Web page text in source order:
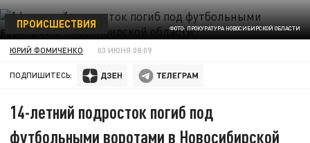
ФОТО: ПРОКУРАТУРА НОВОСИБИРСКОЙ ОБЛАСТИ
ПРОИСШЕСТВИЯ
ЮРИЙ ФОМИЧЕНКО 03 ИЮНЯ 08:09
ПОДПИШИТЕСЬ:
14-летний подросток погиб под
футбольными воротами в Новосибирской